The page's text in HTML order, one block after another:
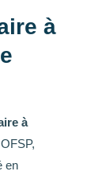
à
à
en